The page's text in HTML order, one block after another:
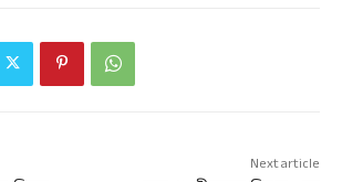
Next article